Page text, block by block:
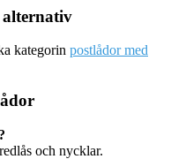
alternativ
kategorin postlådor med
och nycklar.